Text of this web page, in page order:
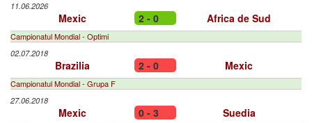
11.06.2026
Mexic 2 - 0 Africa de Sud
Campionatul Mondial - Optimi
02.07.2018
Brazilia 2 - 0 Mexic
Campionatul Mondial - Grupa F
27.06.2018
Mexic 0 - 3 Suedia